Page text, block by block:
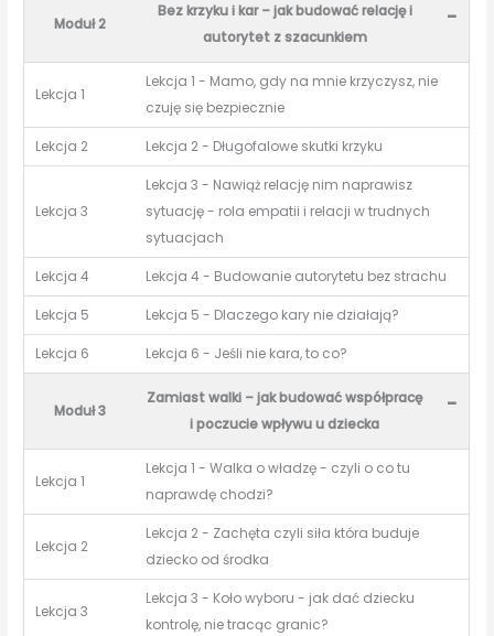
Moduł 2
Bez krzyku i kar – jak budować relację i
autorytet z szacunkiem
-
Lekcja 1
Lekcja 1 - Mamo, gdy na mnie krzyczysz, nie
czuję się bezpiecznie
Lekcja 2 Lekcja 2 - Długofalowe skutki krzyku
Lekcja 3
Lekcja 3 - Nawiąż relację nim naprawisz
sytuację - rola empatii i relacji w trudnych
sytuacjach
Lekcja 4 Lekcja 4 - Budowanie autorytetu bez strachu
Lekcja 5 Lekcja 5 - Dlaczego kary nie działają?
Lekcja 6 Lekcja 6 - Jeśli nie kara, to co?
Moduł 3
Zamiast walki – jak budować współpracę
i poczucie wpływu u dziecka
-
Lekcja 1
Lekcja 1 - Walka o władzę - czyli o co tu
naprawdę chodzi?
Lekcja 2
Lekcja 2 - Zachęta czyli siła która buduje
dziecko od środka
Lekcja 3
Lekcja 3 - Koło wyboru - jak dać dziecku
kontrolę, nie tracąc granic?